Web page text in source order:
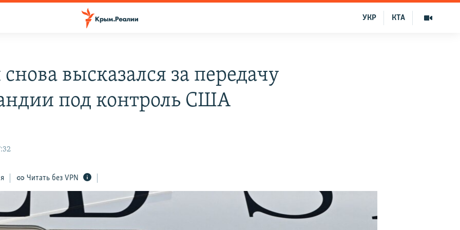
КТА
УКР
высказался за передачу
под контроль США
Читать без VPN